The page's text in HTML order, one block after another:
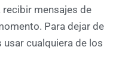
mensajes de
Para dejar de
cualquiera de los